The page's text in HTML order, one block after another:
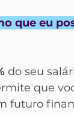
que eu
do seu
que
futuro